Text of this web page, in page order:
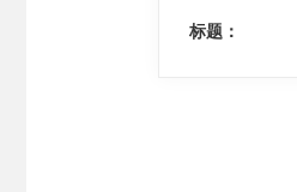
标题：